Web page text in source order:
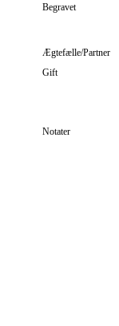
Begravet
Ægtefælle/Partner
Gift
Notater